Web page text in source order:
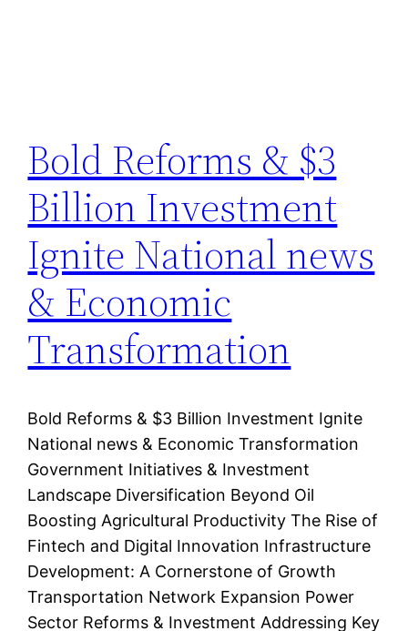
Bold Reforms & $3
Billion Investment
Ignite National news
& Economic
Transformation
Bold Reforms & $3 Billion Investment Ignite
National news & Economic Transformation
Government Initiatives & Investment
Landscape Diversification Beyond Oil
Boosting Agricultural Productivity The Rise of
Fintech and Digital Innovation Infrastructure
Development: A Cornerstone of Growth
Transportation Network Expansion Power
Sector Reforms & Investment Addressing Key